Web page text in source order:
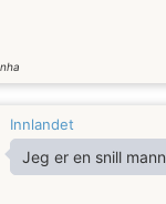
Innlandet
Jeg er en snill mann